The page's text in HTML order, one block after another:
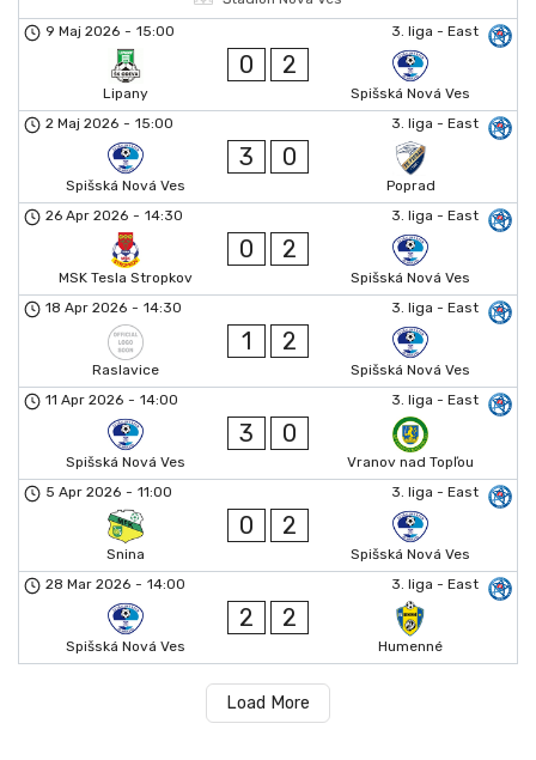
3. liga - East
9 Maj 2026 - 15:00
Lipany
0 2
Spišská Nová Ves
3. liga - East
2 Maj 2026 - 15:00
Spišská Nová Ves
3 0
Poprad
3. liga - East
26 Apr 2026 - 14:30
MSK Tesla Stropkov
0 2
Spišská Nová Ves
3. liga - East
18 Apr 2026 - 14:30
Raslavice
1 2
Spišská Nová Ves
3. liga - East
11 Apr 2026 - 14:00
Spišská Nová Ves
3 0
Vranov nad Topľou
3. liga - East
5 Apr 2026 - 11:00
Snina
0 2
Spišská Nová Ves
3. liga - East
28 Mar 2026 - 14:00
Spišská Nová Ves
2 2
Humenné
Load More